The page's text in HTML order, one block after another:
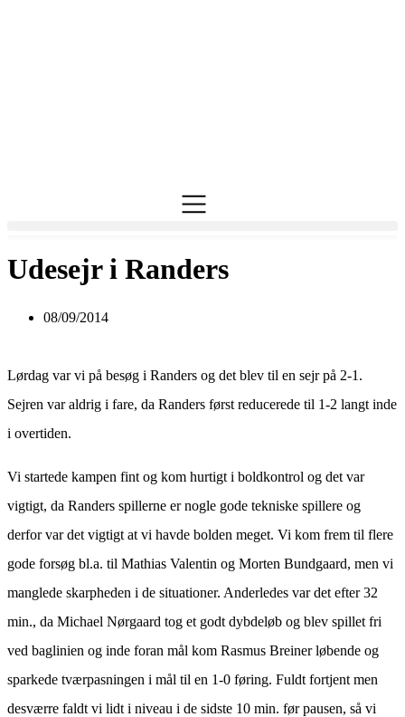
Udesejr i Randers
08/09/2014
Lørdag var vi på besøg i Randers og det blev til en sejr på 2-1.
Sejren var aldrig i fare, da Randers først reducerede til 1-2 langt inde
i overtiden.
Vi startede kampen fint og kom hurtigt i boldkontrol og det var
vigtigt, da Randers spillerne er nogle gode tekniske spillere og
derfor var det vigtigt at vi havde bolden meget. Vi kom frem til flere
gode forsøg bl.a. til Mathias Valentin og Morten Bundgaard, men vi
manglede skarpheden i de situationer. Anderledes var det efter 32
min., da Michael Nørgaard tog et godt dybdeløb og blev spillet fri
ved baglinien og inde foran mål kom Rasmus Breiner løbende og
sparkede tværpasningen i mål til en 1-0 føring. Fuldt fortjent men
desværre faldt vi lidt i niveau i de sidste 10 min. før pausen, så vi